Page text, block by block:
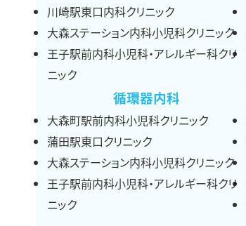
川崎駅東口内科クリニック
大森ステーション内科小児科クリニック
王子駅前内科小児科・アレルギー科クリ
ニック
循環器内科
大森町駅前内科小児科クリニック
蒲田駅東口クリニック
大森ステーション内科小児科クリニック
王子駅前内科小児科・アレルギー科クリ
ニック